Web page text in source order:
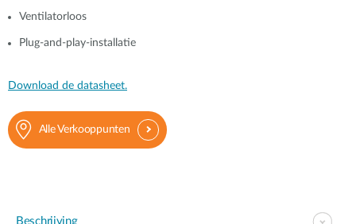
Ventilatorloos
Plug-and-play-installatie
Download de datasheet.
Alle Verkooppunten
Beschrijving